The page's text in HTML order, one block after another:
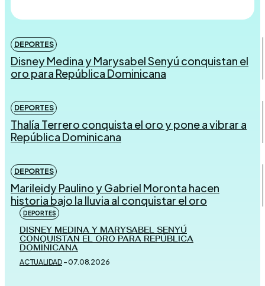
DEPORTES
Disney Medina y Marysabel Senyú conquistan el
oro para República Dominicana
DEPORTES
Thalía Terrero conquista el oro y pone a vibrar a
República Dominicana
DEPORTES
Marileidy Paulino y Gabriel Moronta hacen
historia bajo la lluvia al conquistar el oro
DEPORTES
DISNEY MEDINA Y MARYSABEL SENYÚ
CONQUISTAN EL ORO PARA REPÚBLICA
DOMINICANA
ACTUALIDAD -07.08.2026